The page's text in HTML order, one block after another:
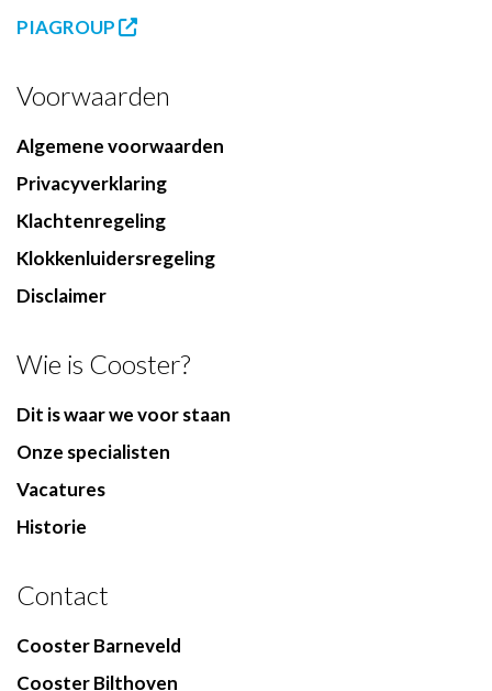
PIAGROUP
Voorwaarden
Algemene voorwaarden
Privacyverklaring
Klachtenregeling
Klokkenluidersregeling
Disclaimer
Wie is Cooster?
Dit is waar we voor staan
Onze specialisten
Vacatures
Historie
Contact
Cooster Barneveld
Cooster Bilthoven